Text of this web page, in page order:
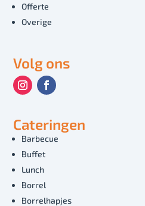
Offerte
Overige
Volg ons
Cateringen
Barbecue
Buffet
Lunch
Borrel
Borrelhapjes